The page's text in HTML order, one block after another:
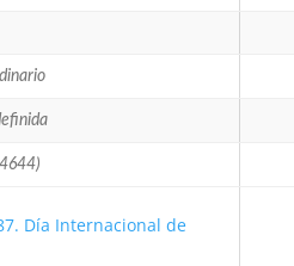
Día Internacional de